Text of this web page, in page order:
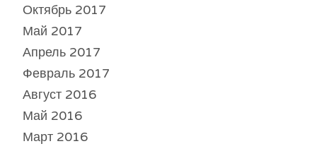
Октябрь 2017
Май 2017
Апрель 2017
Февраль 2017
Август 2016
Май 2016
Март 2016